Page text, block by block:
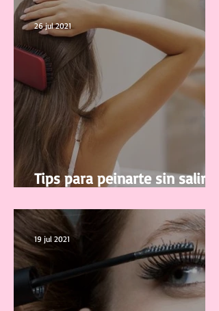
Tips para peinarte sin salir de
26 jul 2021
19 jul 2021